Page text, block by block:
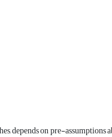
depends on pre-assumptions